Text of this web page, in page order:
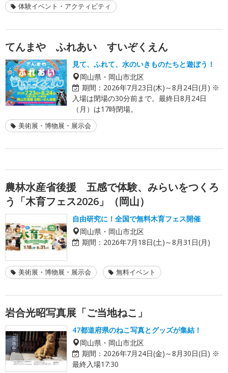
体験イベント・アクティビティ
てんまや ふれあい すいぞくえん
見て、ふれて、水のいきものたちと遊ぼう！
岡山県・岡山市北区
期間： 2026年7月23日(木)～8月24日(月) ※
入場は閉場の30分前まで。最終日8月24日
（月）は17時閉場。
美術展・博物展・展示会
農林水産省後援 五感で体験、みらいをつくろ
う「木育フェス2026」（岡山）
自由研究に！全国で無料木育フェス開催
岡山県・岡山市北区
期間： 2026年7月18日(土)～8月31日(月)
美術展・博物展・展示会 無料イベント
岩合光昭写真展「ご当地ねこ」
47都道府県のねこ写真とグッズが集結！
岡山県・岡山市北区
期間： 2026年7月24日(金)～8月30日(日) ※
最終入場17:30